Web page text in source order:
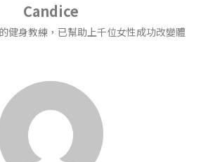
Candice
健身教練，已幫助上千位女性成功改變體